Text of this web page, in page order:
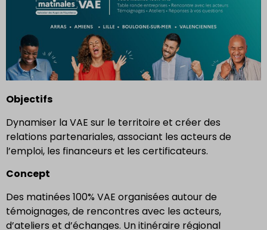
Objectifs
Dynamiser la VAE sur le territoire et créer des
relations partenariales, associant les acteurs de
l’emploi, les financeurs et les certificateurs.
Concept
Des matinées 100% VAE organisées autour de
témoignages, de rencontres avec les acteurs,
d’ateliers et d’échanges. Un itinéraire régional